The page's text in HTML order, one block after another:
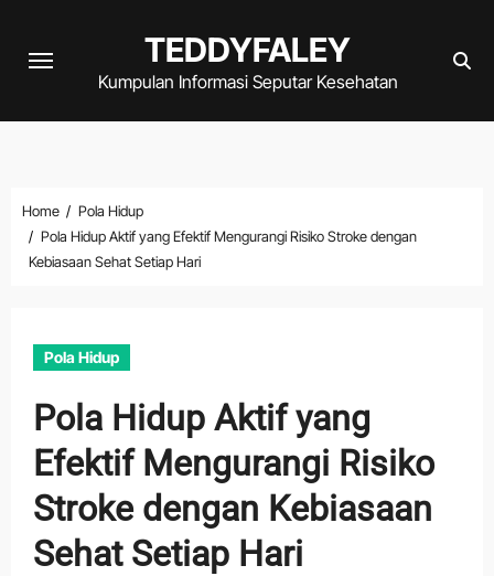
TEDDYFALEY
Kumpulan Informasi Seputar Kesehatan
Home
Pola Hidup
Pola Hidup Aktif yang Efektif Mengurangi Risiko Stroke dengan
Kebiasaan Sehat Setiap Hari
Pola Hidup
Pola Hidup Aktif yang
Efektif Mengurangi Risiko
Stroke dengan Kebiasaan
Sehat Setiap Hari